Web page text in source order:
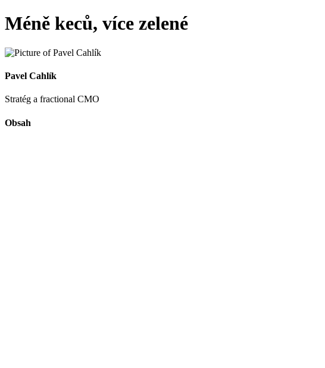
Méně keců, více zelené
Pavel Cahlík
Stratég a fractional CMO
Obsah